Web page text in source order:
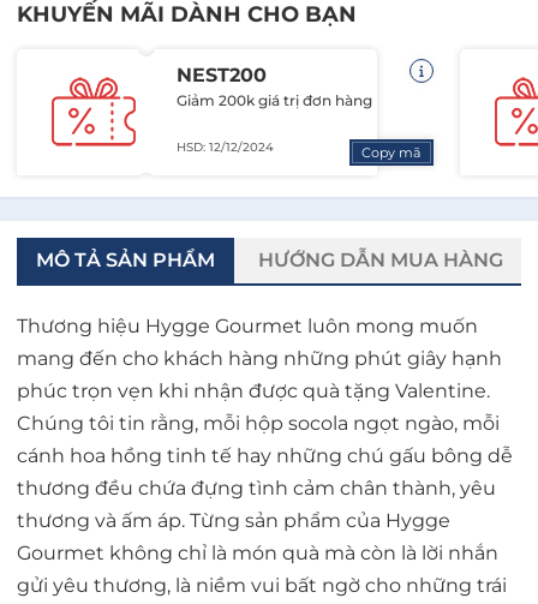
KHUYẾN MÃI DÀNH CHO BẠN
NEST200
Giảm 200k giá trị đơn hàng
HSD: 12/12/2024 Copy mã
MÔ TẢ SẢN PHẨM HƯỚNG DẪN MUA HÀNG
Thương hiệu Hygge Gourmet luôn mong muốn
mang đến cho khách hàng những phút giây hạnh
phúc trọn vẹn khi nhận được quà tặng Valentine.
Chúng tôi tin rằng, mỗi hộp socola ngọt ngào, mỗi
cánh hoa hồng tinh tế hay những chú gấu bông dễ
thương đều chứa đựng tình cảm chân thành, yêu
thương và ấm áp. Từng sản phẩm của Hygge
Gourmet không chỉ là món quà mà còn là lời nhắn
gửi yêu thương, là niềm vui bất ngờ cho những trái